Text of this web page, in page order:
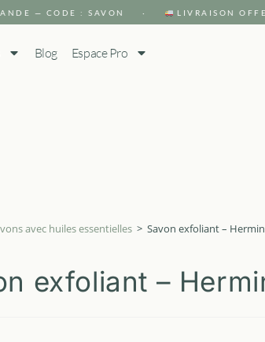
— CODE : SAVON · LIVRAISON
Blog Espace Pro
avec huiles essentielles > Savon exfoliant –
exfoliant –